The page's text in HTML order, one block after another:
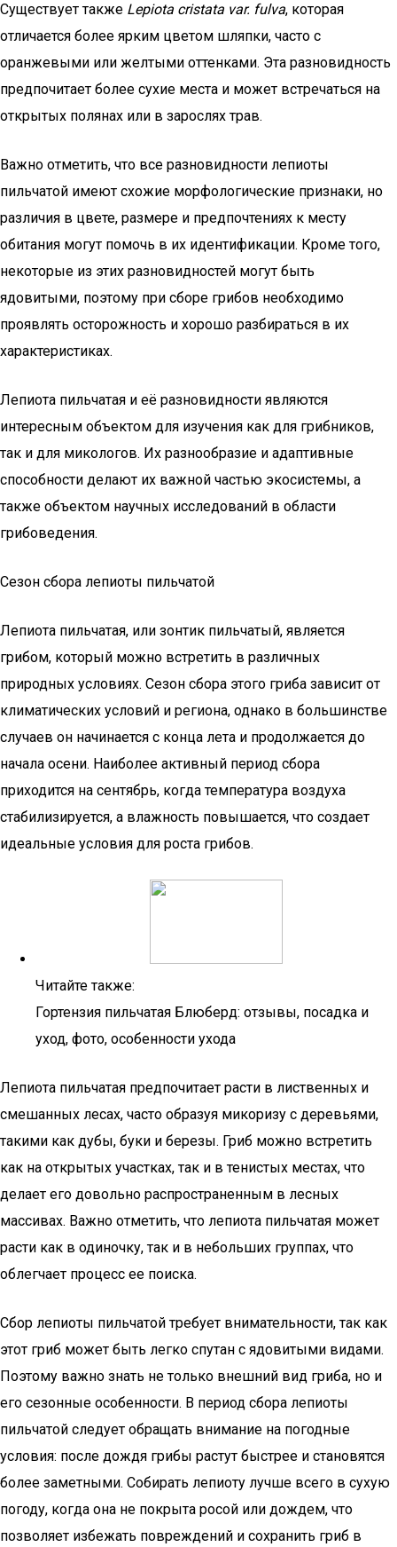
Существует также Lepiota cristata var. fulva, которая
отличается более ярким цветом шляпки, часто с
оранжевыми или желтыми оттенками. Эта разновидность
предпочитает более сухие места и может встречаться на
открытых полянах или в зарослях трав.
Важно отметить, что все разновидности лепиоты
пильчатой имеют схожие морфологические признаки, но
различия в цвете, размере и предпочтениях к месту
обитания могут помочь в их идентификации. Кроме того,
некоторые из этих разновидностей могут быть
ядовитыми, поэтому при сборе грибов необходимо
проявлять осторожность и хорошо разбираться в их
характеристиках.
Лепиота пильчатая и её разновидности являются
интересным объектом для изучения как для грибников,
так и для микологов. Их разнообразие и адаптивные
способности делают их важной частью экосистемы, а
также объектом научных исследований в области
грибоведения.
Сезон сбора лепиоты пильчатой
Лепиота пильчатая, или зонтик пильчатый, является
грибом, который можно встретить в различных
природных условиях. Сезон сбора этого гриба зависит от
климатических условий и региона, однако в большинстве
случаев он начинается с конца лета и продолжается до
начала осени. Наиболее активный период сбора
приходится на сентябрь, когда температура воздуха
стабилизируется, а влажность повышается, что создает
идеальные условия для роста грибов.
Читайте также:
Гортензия пильчатая Блюберд: отзывы, посадка и
уход, фото, особенности ухода
Лепиота пильчатая предпочитает расти в лиственных и
смешанных лесах, часто образуя микоризу с деревьями,
такими как дубы, буки и березы. Гриб можно встретить
как на открытых участках, так и в тенистых местах, что
делает его довольно распространенным в лесных
массивах. Важно отметить, что лепиота пильчатая может
расти как в одиночку, так и в небольших группах, что
облегчает процесс ее поиска.
Сбор лепиоты пильчатой требует внимательности, так как
этот гриб может быть легко спутан с ядовитыми видами.
Поэтому важно знать не только внешний вид гриба, но и
его сезонные особенности. В период сбора лепиоты
пильчатой следует обращать внимание на погодные
условия: после дождя грибы растут быстрее и становятся
более заметными. Собирать лепиоту лучше всего в сухую
погоду, когда она не покрыта росой или дождем, что
позволяет избежать повреждений и сохранить гриб в